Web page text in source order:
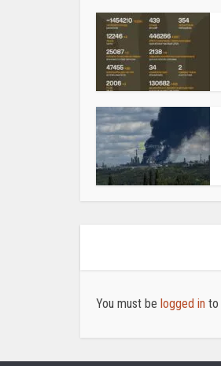
You must be logged in to